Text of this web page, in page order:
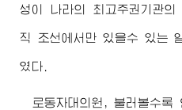
성이 나라의 최고주권기관
직 조선에서만 있을수 있는
였다.
로동자대의원, 불러볼수